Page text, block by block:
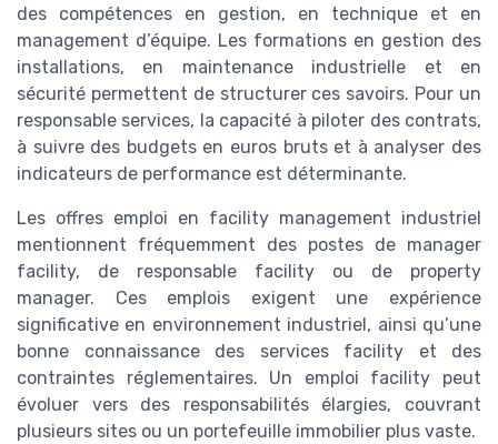
des compétences en gestion, en technique et en
management d’équipe. Les formations en gestion des
installations, en maintenance industrielle et en
sécurité permettent de structurer ces savoirs. Pour un
responsable services, la capacité à piloter des contrats,
à suivre des budgets en euros bruts et à analyser des
indicateurs de performance est déterminante.
Les offres emploi en facility management industriel
mentionnent fréquemment des postes de manager
facility, de responsable facility ou de property
manager. Ces emplois exigent une expérience
significative en environnement industriel, ainsi qu’une
bonne connaissance des services facility et des
contraintes réglementaires. Un emploi facility peut
évoluer vers des responsabilités élargies, couvrant
plusieurs sites ou un portefeuille immobilier plus vaste.